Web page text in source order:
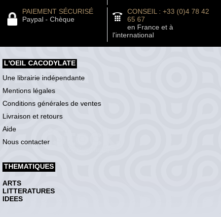
PAIEMENT SÉCURISÉ
Paypal - Chèque
CONSEIL : +33 (0)4 78 42
65 67
en France et à
l'international
L'OEIL CACODYLATE
Une librairie indépendante
Mentions légales
Conditions générales de ventes
Livraison et retours
Aide
Nous contacter
THEMATIQUES
ARTS
LITTERATURES
IDEES